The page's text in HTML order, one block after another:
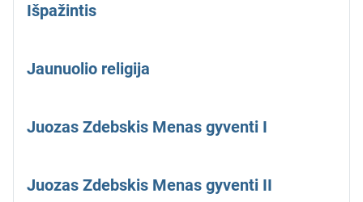
Išpažintis
Jaunuolio religija
Juozas Zdebskis Menas gyventi I
Juozas Zdebskis Menas gyventi II